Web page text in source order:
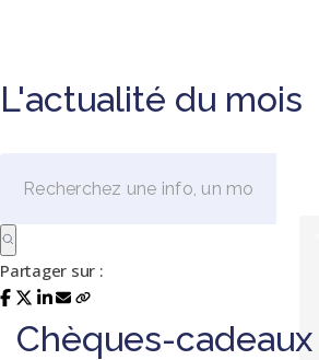
L'actualité du mois
Partager sur :
Chèques-